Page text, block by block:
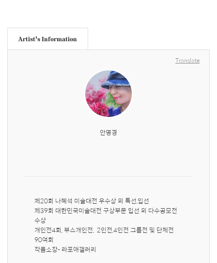
Artist's Information
Translate
안영경
제20회 나혜석 미술대전 우수상 외 특선,입선
제39회 대한민국미술대전 구상부문 입선 외 다수공모전
수상
개인전4회, 부스개인전,  2인전,4인전 그룹전 및 단체전
90여회
작품소장- 라포애갤러리